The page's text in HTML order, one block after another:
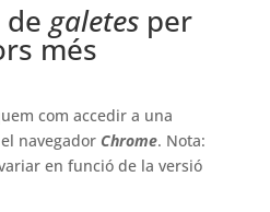
galetesper
més
com accedir a una
navegador Chrome. Nota:
en funció de la versió